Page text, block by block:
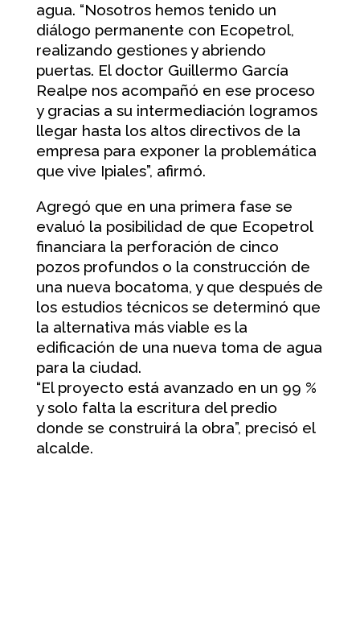
agua. “Nosotros hemos tenido un
diálogo permanente con Ecopetrol,
realizando gestiones y abriendo
puertas. El doctor Guillermo García
Realpe nos acompañó en ese proceso
y gracias a su intermediación logramos
llegar hasta los altos directivos de la
empresa para exponer la problemática
que vive Ipiales”, afirmó.
Agregó que en una primera fase se
evaluó la posibilidad de que Ecopetrol
financiara la perforación de cinco
pozos profundos o la construcción de
una nueva bocatoma, y que después de
los estudios técnicos se determinó que
la alternativa más viable es la
edificación de una nueva toma de agua
para la ciudad.
“El proyecto está avanzado en un 99 %
y solo falta la escritura del predio
donde se construirá la obra”, precisó el
alcalde.